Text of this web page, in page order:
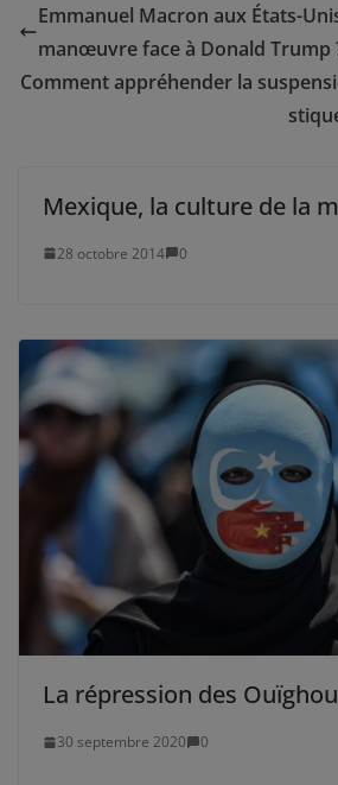
Emmanuel Macron aux États-
manœuvre face à Donald Trump
Comment appréhender la
Mexique, la culture de la
28 octobre 2014 0
La répression des
30 septembre 2020 0